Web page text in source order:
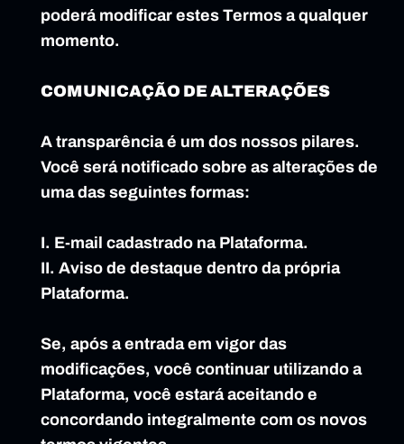
poderá modificar estes Termos a qualquer
momento.
COMUNICAÇÃO DE ALTERAÇÕES
A transparência é um dos nossos pilares.
Você será notificado sobre as alterações de
uma das seguintes formas:
I. E-mail cadastrado na Plataforma.
II. Aviso de destaque dentro da própria
Plataforma.
Se, após a entrada em vigor das
modificações, você continuar utilizando a
Plataforma, você estará aceitando e
concordando integralmente com os novos